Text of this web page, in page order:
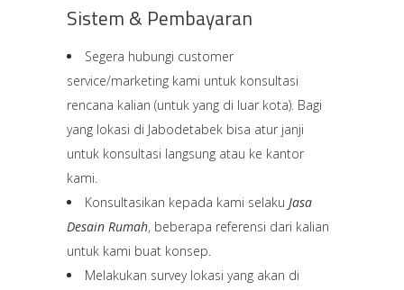
Sistem & Pembayaran
Segera hubungi customer
service/marketing kami untuk konsultasi
rencana kalian (untuk yang di luar kota). Bagi
yang lokasi di Jabodetabek bisa atur janji
untuk konsultasi langsung atau ke kantor
kami.
Konsultasikan kepada kami selaku Jasa
Desain Rumah, beberapa referensi dari kalian
untuk kami buat konsep.
Melakukan survey lokasi yang akan di